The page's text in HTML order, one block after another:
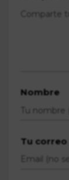
Nombre
Tu